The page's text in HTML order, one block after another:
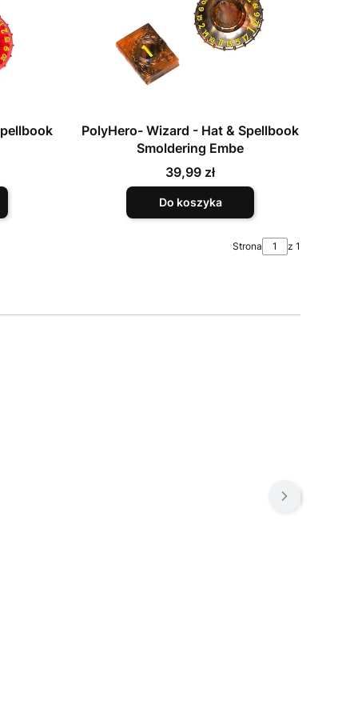
PolyHero- Wizard - Hat & Spellbook
Smoldering Embe
Cena
39,99 zł
Do koszyka
Strona z 1